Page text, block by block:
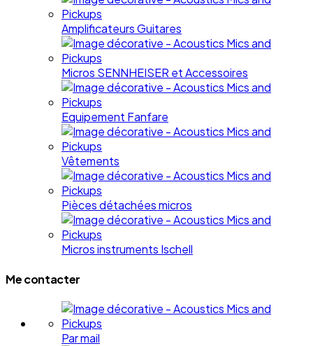
Amplificateurs Guitares
Micros SENNHEISER et Accessoires
Equipement Fanfare
Vêtements
Pièces détachées micros
Micros instruments Ischell
Me contacter
Par mail